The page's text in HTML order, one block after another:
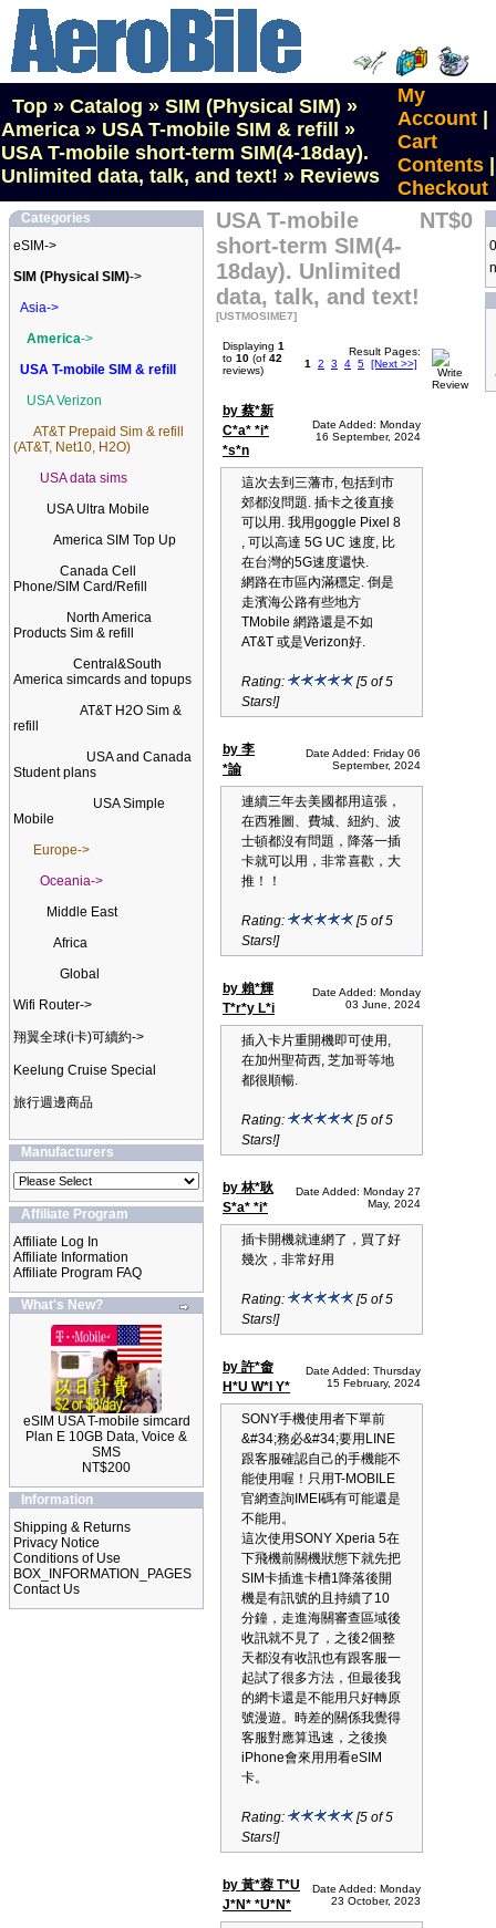
Top » Catalog » SIM (Physical SIM) »
America » USA T-mobile SIM & refill
»
USA T-mobile short-term SIM(4-18day).
Unlimited data, talk, and text! » Reviews
My
Account
Cart
Contents
Checkout
Categories
eSIM->
SIM (Physical SIM)->
Asia->
America->
USA T-mobile SIM & refill
USA Verizon
AT&T Prepaid Sim & refill
(AT&T, Net10, H2O)
USA data sims
USA Ultra Mobile
America SIM Top Up
Canada Cell
Phone/SIM Card/Refill
North America
Products Sim & refill
Central&South
America simcards and topups
AT&T H2O Sim &
refill
USA and Canada
Student plans
USA Simple
Mobile
Europe->
Oceania->
Middle East
Africa
Global
Wifi Router->
翔翼全球(i卡)可續約->
Keelung Cruise Special
旅行週邊商品
Manufacturers
Affiliate Program
Affiliate Log In
Affiliate Information
Affiliate Program FAQ
What's New?
eSIM USA T-mobile simcard
Plan E 10GB Data, Voice &
SMS
NT$200
Information
Shipping & Returns
Privacy Notice
Conditions of Use
BOX_INFORMATION_PAGES
Contact Us
USA T-mobile
short-term SIM(4-
18day). Unlimited
data, talk, and text!
[USTMOSIME7]
NT$0
Displaying 1
to 10 (of 42
reviews)
Result Pages:
1
2 3 4 5 [Next >>]
by 蔡*新
C*a* *i*
*s*n
Date Added: Monday
16 September, 2024
這次去到三藩市, 包括到市
郊都沒問題. 插卡之後直接
可以用. 我用goggle Pixel 8
, 可以高達 5G UC 速度, 比
在台灣的5G速度還快.
網路在市區內滿穩定. 倒是
走濱海公路有些地方
TMobile 網路還是不如
AT&T 或是Verizon好.
Rating:
[5 of 5
Stars!]
by 李
*諭
Date Added: Friday 06
September, 2024
連續三年去美國都用這張，
在西雅圖、費城、紐約、波
士頓都沒有問題，降落一插
卡就可以用，非常喜歡，大
推！！
Rating:
[5 of 5
Stars!]
by 賴*輝
T*r*y L*i
Date Added: Monday
03 June, 2024
插入卡片重開機即可使用,
在加州聖荷西, 芝加哥等地
都很順暢.
Rating:
[5 of 5
Stars!]
by 林*耿
S*a* *i*
Date Added: Monday 27
May, 2024
插卡開機就連網了，買了好
幾次，非常好用
Rating:
[5 of 5
Stars!]
by 許*畬
H*U W*I Y*
Date Added: Thursday
15 February, 2024
SONY手機使用者下單前
&#34;務必&#34;要用LINE
跟客服確認自己的手機能不
能使用喔！只用T-MOBILE
官網查詢IMEI碼有可能還是
不能用。
這次使用SONY Xperia 5在
下飛機前關機狀態下就先把
SIM卡插進卡槽1降落後開
機是有訊號的且持續了10
分鐘，走進海關審查區域後
收訊就不見了，之後2個整
天都沒有收訊也有跟客服一
起試了很多方法，但最後我
的網卡還是不能用只好轉原
號漫遊。時差的關係我覺得
客服對應算迅速，之後換
iPhone會來用用看eSIM
卡。
Rating:
[5 of 5
Stars!]
by 黃*蓉 T*U
J*N* *U*N*
Date Added: Monday
23 October, 2023